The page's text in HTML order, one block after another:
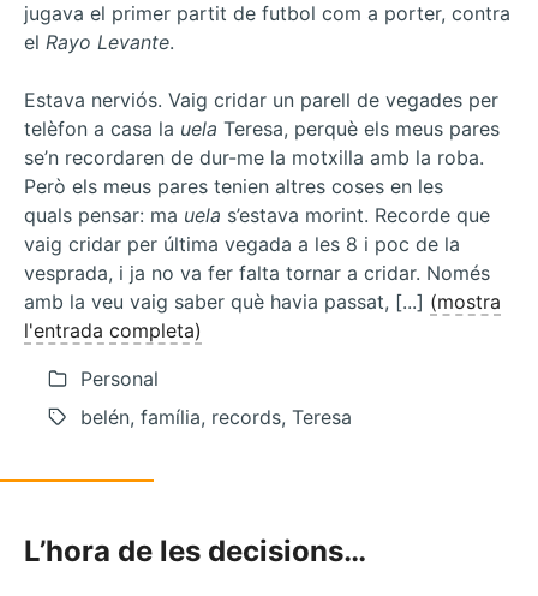
jugava el primer partit de futbol com a porter, contra
el Rayo Levante.
Estava nerviós. Vaig cridar un parell de vegades per
telèfon a casa la uela Teresa, perquè els meus pares
se’n recordaren de dur-me la motxilla amb la roba.
Però els meus pares tenien altres coses en les
quals pensar: ma uela s’estava morint. Recorde que
vaig cridar per última vegada a les 8 i poc de la
vesprada, i ja no va fer falta tornar a cridar. Només
amb la veu vaig saber què havia passat, [...] (mostra
l'entrada completa)
Personal
belén, família, records, Teresa
L’hora de les decisions…